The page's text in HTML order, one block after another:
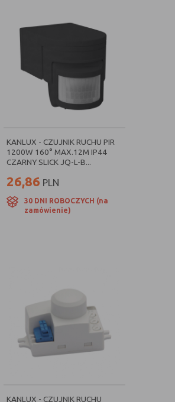
KANLUX - CZUJNIK RUCHU PIR
1200W 160° MAX.12M IP44
CZARNY SLICK JQ-L-B...
26,86 PLN
30 DNI ROBOCZYCH (na
zamówienie)
KANLUX - CZUJNIK RUCHU